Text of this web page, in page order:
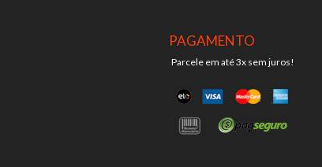
PAGAMENTO
Parcele em até 3x sem juros!